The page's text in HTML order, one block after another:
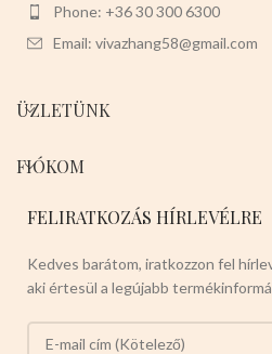
Phone: +36 30 300 6300
Email: vivazhang58@gmail.com
ÜZLETÜNK
FIÓKOM
FELIRATKOZÁS HÍRLEVÉLRE
Kedves barátom, iratkozzon fel
aki értesül a legújabb